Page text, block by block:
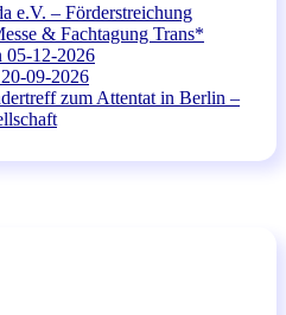
e.V. – Förderstreichung
& Fachtagung Trans*
05-12-2026
09-2026
zum Attentat in Berlin –